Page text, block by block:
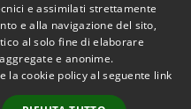
e assimilati strettamente
e alla navigazione del sito,
al solo fine di elaborare
e anonime.
la cookie policy al seguente link